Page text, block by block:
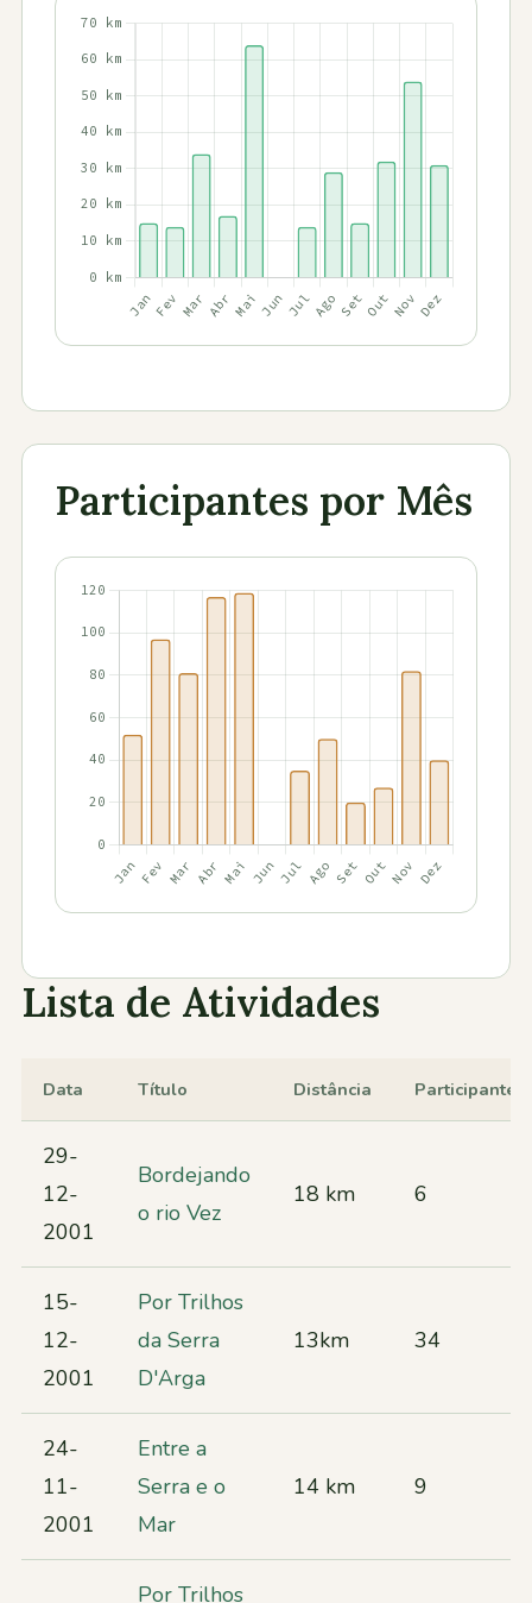
Participantes por Mês
Lista de Atividades
Data Título Distância Participantes
29-
12-
2001
Bordejando
o rio Vez
18 km 6
15-
12-
2001
Por Trilhos
da Serra
D'Arga
13km 34
24-
11-
2001
Entre a
Serra e o
Mar
14 km 9
Por Trilhos